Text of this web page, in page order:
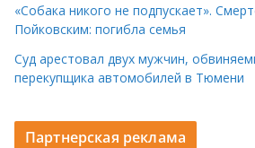
«Собака никого не подпускает».
Пойковским: погибла семья
Суд арестовал двух мужчин,
перекупщика автомобилей в Тюмени
Партнерская реклама